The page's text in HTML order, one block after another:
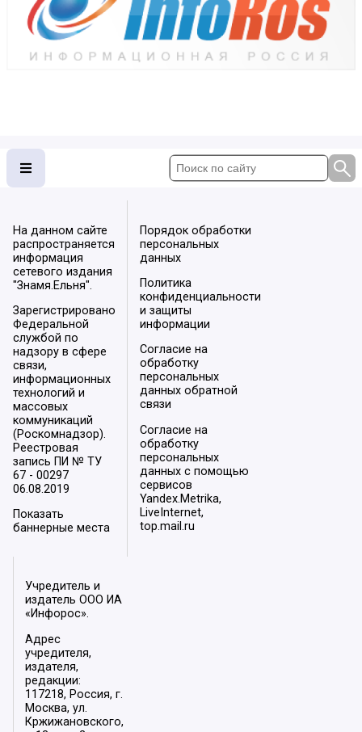
На данном сайте
распространяется
информация
сетевого издания
"Знамя.Ельня".
Зарегистрировано
Федеральной
службой по
надзору в сфере
связи,
информационных
технологий и
массовых
коммуникаций
(Роскомнадзор).
Реестровая
запись ПИ № ТУ
67 - 00297
06.08.2019
Показать
баннерные места
Порядок обработки
персональных
данных
Политика
конфиденциальности
и защиты
информации
Согласие на
обработку
персональных
данных обратной
связи
Согласие на
обработку
персональных
данных с помощью
сервисов
Yandex.Metrika,
LiveInternet,
top.mail.ru
Учредитель и
издатель ООО ИА
«Инфорос».
Адрес
учредителя,
издателя,
редакции:
117218, Россия, г.
Москва, ул.
Кржижановского,